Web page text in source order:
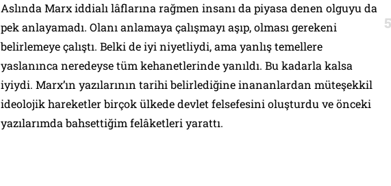
Aslında Marx iddialı lâflarına rağmen insanı da piyasa denen olguyu da
pek anlayamadı. Olanı anlamaya çalışmayı aşıp, olması gerekeni
belirlemeye çalıştı. Belki de iyi niyetliydi, ama yanlış temellere
yaslanınca neredeyse tüm kehanetlerinde yanıldı. Bu kadarla kalsa
iyiydi. Marx’ın yazılarının tarihi belirlediğine inananlardan müteşekkil
ideolojik hareketler birçok ülkede devlet felsefesini oluşturdu ve önceki
yazılarımda bahsettiğim felâketleri yarattı.